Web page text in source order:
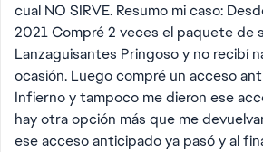
cual NO SIRVE. Resumo mi caso:
2021 Compré 2 veces el paquete de
Lanzaguisantes Pringoso y no recibí
ocasión. Luego compré un acceso
Infierno y tampoco me dieron ese
hay otra opción más que me
ese acceso anticipado ya pasó y al